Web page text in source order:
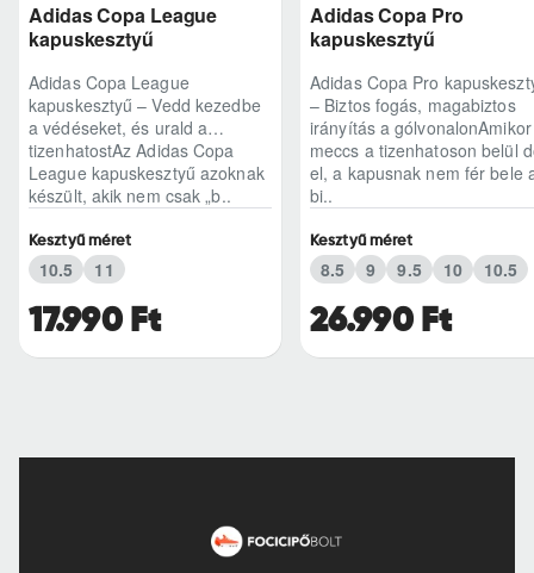
Adidas Copa League
kapuskesztyű
Adidas Copa League
kapuskesztyű – Vedd kezedbe
a védéseket, és urald a
tizenhatostAz Adidas Copa
League kapuskesztyű azoknak
készült, akik nem csak „b..
17.990 Ft
Kesztyű méret
10.5 11
Adidas Copa Pro
kapuskesztyű
Adidas Copa Pro
– Biztos fogás, magabiztos
irányítás a
meccs a tizenhatoson belül
el, a kapusnak nem fér bele
bi..
26.990 Ft
Kesztyű méret
8.5 9 9.5 10 10.5